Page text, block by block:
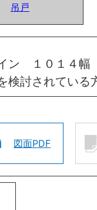
吊戸
ン １０１４
討されている
図面PDF